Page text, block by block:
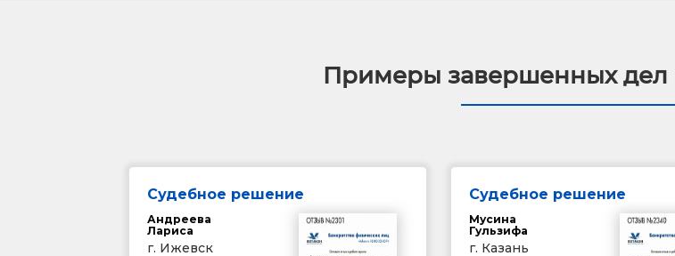
Примеры завершенных дел
Судебное решение
Андреева
Лариса
г. Ижевск
Судебное решение
Мусина
Гульзифа
г. Казань